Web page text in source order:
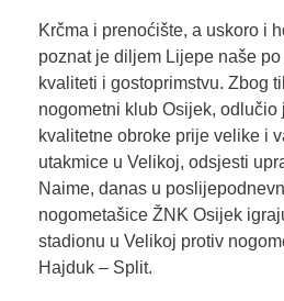
Krčma i prenoćište, a uskoro i
poznat je diljem Lijepe naše
kvaliteti i gostoprimstvu. Zbog
nogometni klub Osijek, odlučio
kvalitetne obroke prije velike i
utakmice u Velikoj, odsjesti
Naime, danas u
nogometašice ŽNK Osijek
stadionu u Velikoj protiv
Hajduk – Split.